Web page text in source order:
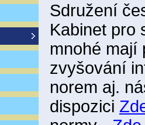
Sdružení
Kabinet pro
mnohé mají
zvyšování
norem aj.
dispozici